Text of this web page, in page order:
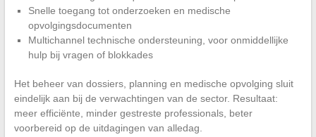
Snelle toegang tot onderzoeken en medische
opvolgingsdocumenten
Multichannel technische ondersteuning, voor onmiddellijke
hulp bij vragen of blokkades
Het beheer van dossiers, planning en medische opvolging sluit
eindelijk aan bij de verwachtingen van de sector. Resultaat:
meer efficiënte, minder gestreste professionals, beter
voorbereid op de uitdagingen van alledag.